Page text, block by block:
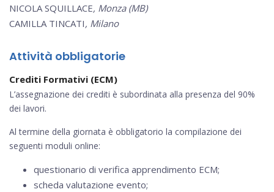
NICOLA SQUILLACE, Monza (MB)
CAMILLA TINCATI, Milano
Attività obbligatorie
Crediti Formativi (ECM)
L’assegnazione dei crediti è subordinata alla presenza del 90%
dei lavori.
Al termine della giornata è obbligatorio la compilazione dei
seguenti moduli online:
questionario di verifica apprendimento ECM;
scheda valutazione evento;